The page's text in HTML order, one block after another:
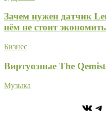
Зачем нужен датчик
нём не стоит экономить
Бизнес
Виртуозные The
Музыка